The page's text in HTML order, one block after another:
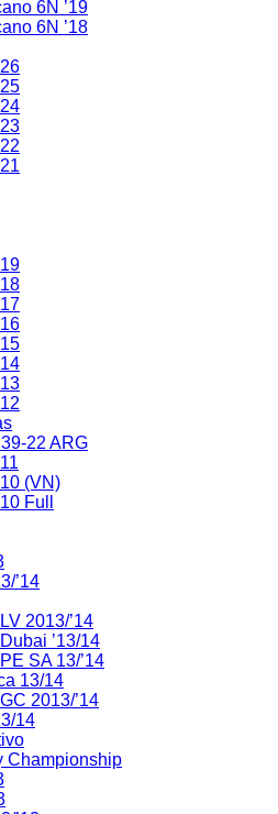
6N ’19
6N ’18
22 ARG
(VN)
Full
’14
2013/’14
’13/14
SA 13/’14
13/14
2013/’14
14
Championship